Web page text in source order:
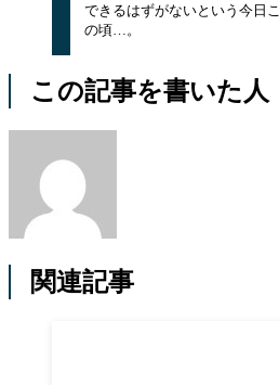
できるはずがないという今日こ
の頃…。
この記事を書いた人
関連記事